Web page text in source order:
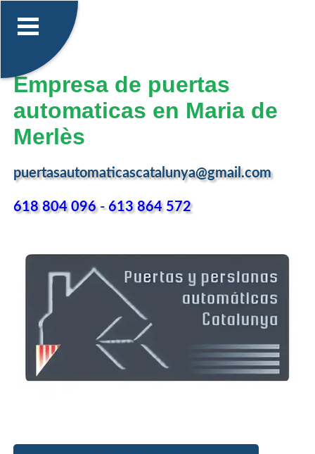
Empresa de puertas
automaticas en Maria de
Merlès
puertasautomaticascatalunya@gmail.com
618 804 096-613 864 572